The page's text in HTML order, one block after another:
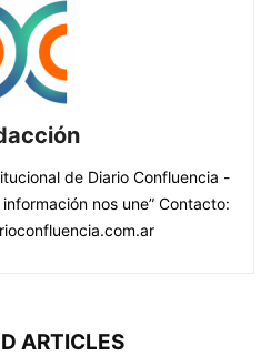
de Diario Confluencia -
nos une” Contacto:
ARTICLES